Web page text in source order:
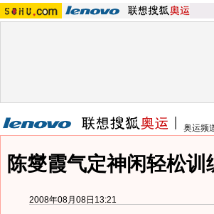
奥运频
陈燮霞气定神闲轻松
2008年08月08日13:21